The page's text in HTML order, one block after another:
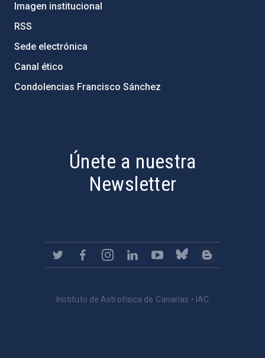
Imagen institucional
RSS
Sede electrónica
Canal ético
Condolencias Francisco Sánchez
Únete a nuestra
Newsletter
Instituto de Astrofísica de Canarias • IAC